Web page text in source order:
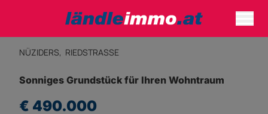
NÜZIDERS, RIEDSTRASSE
Sonniges Grundstück für Ihren Wohntraum
€ 490.000